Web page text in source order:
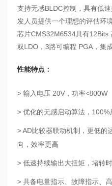
支持无感BLDC控制，具有低
发人员提供一个理想的评估环
芯片CMS32M6534具有12Bits
双LDO，3路可编程 PGA，集
性能特点：
> 输入电压 20V，功率<800W
> 优化的无感启动算法，100%
> AD比较器联动机制，更低的
向，效率更高
> 低速持续输出大扭矩，堵转
> 具备电量指示、故障指示、